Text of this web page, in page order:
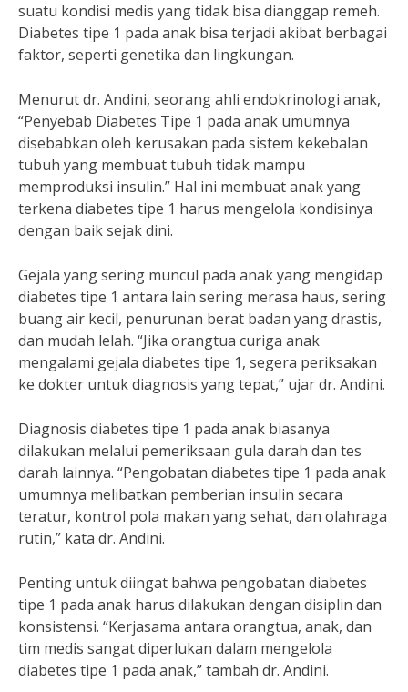
suatu kondisi medis yang tidak bisa dianggap remeh.
Diabetes tipe 1 pada anak bisa terjadi akibat berbagai
faktor, seperti genetika dan lingkungan.
Menurut dr. Andini, seorang ahli endokrinologi anak,
“Penyebab Diabetes Tipe 1 pada anak umumnya
disebabkan oleh kerusakan pada sistem kekebalan
tubuh yang membuat tubuh tidak mampu
memproduksi insulin.” Hal ini membuat anak yang
terkena diabetes tipe 1 harus mengelola kondisinya
dengan baik sejak dini.
Gejala yang sering muncul pada anak yang mengidap
diabetes tipe 1 antara lain sering merasa haus, sering
buang air kecil, penurunan berat badan yang drastis,
dan mudah lelah. “Jika orangtua curiga anak
mengalami gejala diabetes tipe 1, segera periksakan
ke dokter untuk diagnosis yang tepat,” ujar dr. Andini.
Diagnosis diabetes tipe 1 pada anak biasanya
dilakukan melalui pemeriksaan gula darah dan tes
darah lainnya. “Pengobatan diabetes tipe 1 pada anak
umumnya melibatkan pemberian insulin secara
teratur, kontrol pola makan yang sehat, dan olahraga
rutin,” kata dr. Andini.
Penting untuk diingat bahwa pengobatan diabetes
tipe 1 pada anak harus dilakukan dengan disiplin dan
konsistensi. “Kerjasama antara orangtua, anak, dan
tim medis sangat diperlukan dalam mengelola
diabetes tipe 1 pada anak,” tambah dr. Andini.